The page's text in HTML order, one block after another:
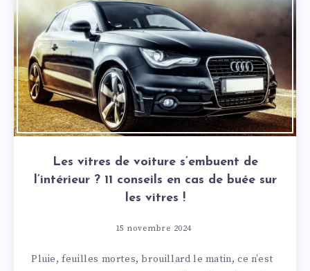
Les vitres de voiture s’embuent de
l’intérieur ? 11 conseils en cas de buée sur
les vitres !
15 novembre 2024
Pluie, feuilles mortes, brouillard le matin, ce n’est